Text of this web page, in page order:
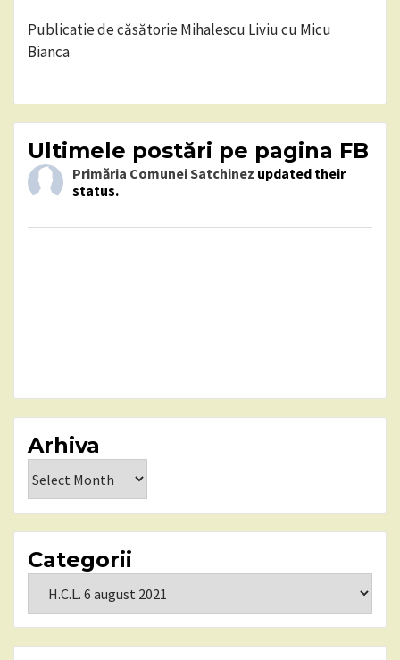
Publicatie de căsătorie Mihalescu Liviu cu Micu
Bianca
Ultimele postări pe pagina FB
Primăria Comunei Satchinez updated their
status.
Arhiva
Categorii